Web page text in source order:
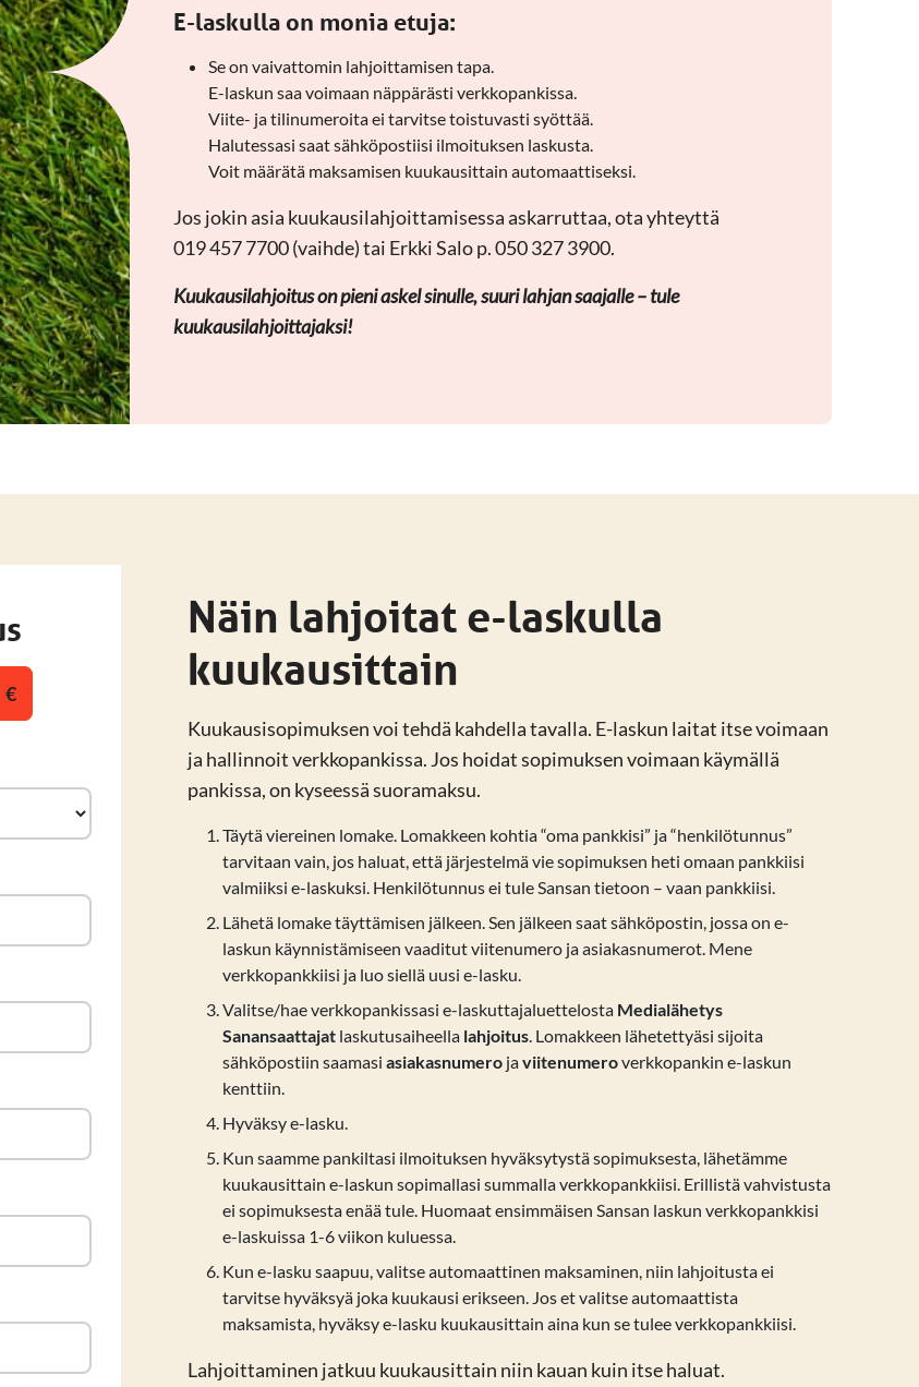
E-laskulla on monia etuja:
Se on vaivattomin lahjoittamisen tapa.
E-laskun saa voimaan näppärästi verkkopankissa.
Viite- ja tilinumeroita ei tarvitse toistuvasti syöttää.
Halutessasi saat sähköpostiisi ilmoituksen laskusta.
Voit määrätä maksamisen kuukausittain automaattiseksi.
Jos jokin asia kuukausilahjoittamisessa askarruttaa, ota yhteyttä
019 457 7700 (vaihde) tai Erkki Salo p. 050 327 3900.
Kuukausilahjoitus on pieni askel sinulle, suuri lahjan saajalle – tule
kuukausilahjoittajaksi!
Näin lahjoitat e-laskulla
kuukausittain
Kuukausisopimuksen voi tehdä kahdella tavalla. E-laskun laitat itse voimaan
ja hallinnoit verkkopankissa. Jos hoidat sopimuksen voimaan käymällä
pankissa, on kyseessä suoramaksu.
Täytä viereinen lomake. Lomakkeen kohtia “oma pankkisi” ja “henkilötunnus”
tarvitaan vain, jos haluat, että järjestelmä vie sopimuksen heti omaan pankkiisi
valmiiksi e-laskuksi. Henkilötunnus ei tule Sansan tietoon – vaan pankkiisi.
Lähetä lomake täyttämisen jälkeen. Sen jälkeen saat sähköpostin, jossa on e-
laskun käynnistämiseen vaaditut viitenumero ja asiakasnumerot. Mene
verkkopankkiisi ja luo siellä uusi e-lasku.
Valitse/hae verkkopankissasi e-laskuttajaluettelosta Medialähetys
Sanansaattajat laskutusaiheella lahjoitus. Lomakkeen lähetettyäsi sijoita
sähköpostiin saamasi asiakasnumero javiitenumeroverkkopankin e-laskun
kenttiin.
Hyväksy e-lasku.
Kun saamme pankiltasi ilmoituksen hyväksytystä sopimuksesta, lähetämme
kuukausittain e-laskun sopimallasi summalla verkkopankkiisi. Erillistä vahvistusta
ei sopimuksesta enää tule. Huomaat ensimmäisen Sansan laskun verkkopankkisi
e-laskuissa 1-6 viikon kuluessa.
Kun e-lasku saapuu, valitse automaattinen maksaminen, niin lahjoitusta ei
tarvitse hyväksyä joka kuukausi erikseen. Jos et valitse automaattista
maksamista, hyväksy e-lasku kuukausittain aina kun se tulee verkkopankkiisi.
Lahjoittaminen jatkuu kuukausittain niin kauan kuin itse haluat.